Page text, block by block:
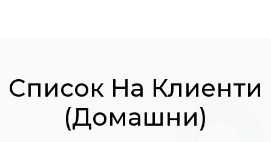
Список На Клиенти
(домашни)